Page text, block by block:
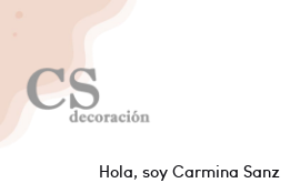
Hola, soy Carmina Sanz